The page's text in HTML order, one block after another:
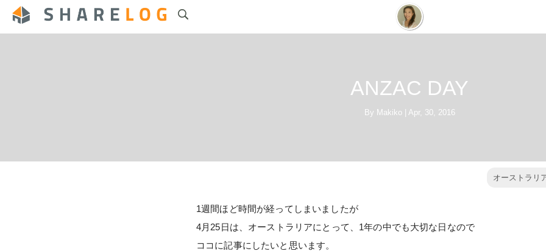
ANZAC DAY
By Makiko| Apr, 30, 2016
オーストラリ
1週間ほど時間が経ってしまいましたが
4月25日は、オーストラリアにとって、1年の中でも大切な日なので
ココに記事にしたいと思います。